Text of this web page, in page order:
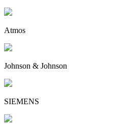
Atmos
Johnson & Johnson
SIEMENS